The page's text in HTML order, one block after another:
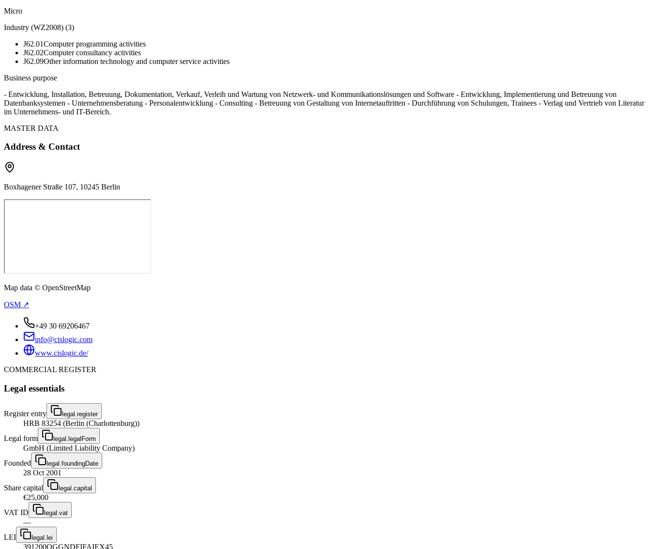
Micro
Industry (WZ2008) (3)
J62.01Computer programming activities
J62.02Computer consultancy activities
J62.09Other information technology and computer service activities
Business purpose
- Entwicklung, Installation, Betreuung, Dokumentation, Verkauf, Verleih und Wartung von Netzwerk- und Kommunikationslösungen und Software - Entwicklung, Implementierung und Betreuung von
Datenbanksystemen - Unternehmensberatung - Personalentwicklung - Consulting - Betreuung von Gestaltung von Internetauftritten - Durchführung von Schulungen, Trainees - Verlag und Vertrieb von Literatur
im Unternehmens- und IT-Bereich.
MASTER DATA
Address & Contact
Boxhagener Straße 107, 10245 Berlin
Map data © OpenStreetMap
OSM ↗
+49 30 69206467
info@cislogic.com
www.cislogic.de/
COMMERCIAL REGISTER
Legal essentials
Register entry legal.register
HRB 83254 (Berlin (Charlottenburg))
Legal form
legal.legalForm
GmbH (Limited Liability Company)
Founded
legal.foundingDate
28 Oct 2001
Share capital
legal.capital
€25,000
VAT ID
legal.vat
—
LEI
legal.lei
391200OGGNDFIFAIEX45